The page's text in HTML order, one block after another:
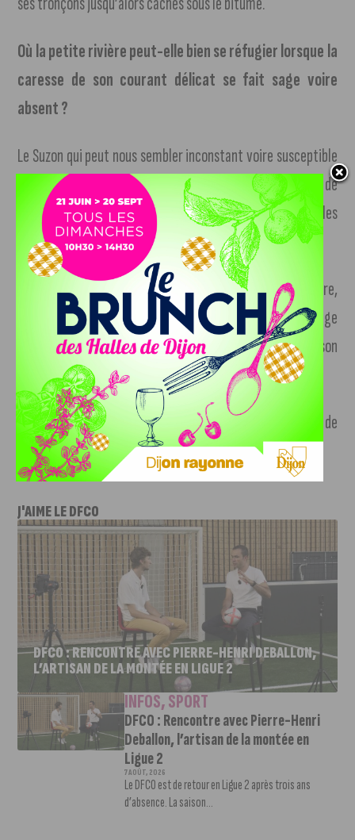
Où la petite rivière peut-elle bien se réfugier lorsque la
caresse de son courant délicat se fait sage voire
absent ?
Le Suzon qui peut nous sembler inconstant voire susceptible
est en réalité soumis à des fluctuations saisonnières de
débit qui peuvent être plus ou moins prononcées selon les
périodes et les années.
Pour en savoir plus, et pour vous imprégner de son histoire,
n’hésitez pas à profiter de la promenade du Suzon qui longe
sur 1 km le cours de la rivière entre les quartiers de la Toison
d’Or et du Drapeau.
Vous y trouverez de nombreux panneaux explicatifs afin de
mieux connaître le bien-aimé Suzon des Dijonnais.
J'AIME LE DFCO
DFCO : RENCONTRE AVEC PIERRE-HENRI DEBALLON,
L’ARTISAN DE LA MONTÉE EN LIGUE 2
INFOS,SPORT
DFCO : Rencontre avec Pierre-Henri
Deballon, l’artisan de la montée en
Ligue 2
7 AOÛT, 2026
Le DFCO est de retour en Ligue 2 après trois ans
d’absence. La saison...